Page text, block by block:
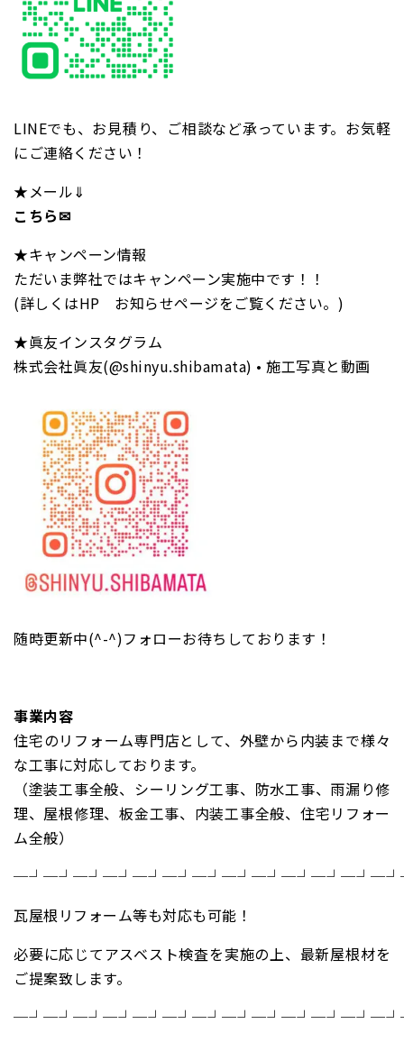
LINEでも、お見積り、ご相談など承っています。お気軽
にご連絡ください！
★メール⇓
こちら✉
★キャンペーン情報
ただいま弊社ではキャンペーン実施中です！！
(詳しくはHP お知らせページをご覧ください。)
★眞友インスタグラム
株式会社眞友(@shinyu.shibamata) • 施工写真と動画
随時更新中(^-^)フォローお待ちしております！
事業内容
住宅のリフォーム専門店として、外壁から内装まで様々
な工事に対応しております。
（塗装工事全般、シーリング工事、防水工事、雨漏り修
理、屋根修理、板金工事、内装工事全般、住宅リフォー
ム全般）
瓦屋根リフォーム等も対応も可能！
必要に応じてアスベスト検査を実施の上、最新屋根材を
ご提案致します。